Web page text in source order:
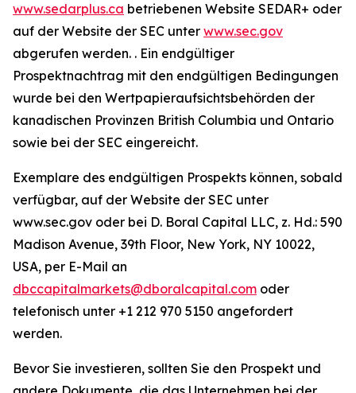
www.sedarplus.ca betriebenen Website SEDAR+ oder
auf der Website der SEC unter www.sec.gov
abgerufen werden. . Ein endgültiger
Prospektnachtrag mit den endgültigen Bedingungen
wurde bei den Wertpapieraufsichtsbehörden der
kanadischen Provinzen British Columbia und Ontario
sowie bei der SEC eingereicht.
Exemplare des endgültigen Prospekts können, sobald
verfügbar, auf der Website der SEC unter
www.sec.gov oder bei D. Boral Capital LLC, z. Hd.: 590
Madison Avenue, 39th Floor, New York, NY 10022,
USA, per E-Mail an
dbccapitalmarkets@dboralcapital.com oder
telefonisch unter +1 212 970 5150 angefordert
werden.
Bevor Sie investieren, sollten Sie den Prospekt und